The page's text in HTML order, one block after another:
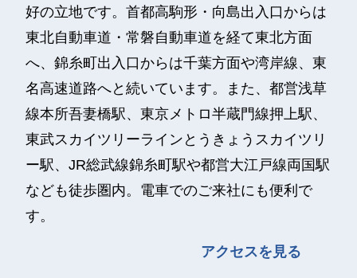
好の立地です。首都高駒形・向島出入口からは
東北自動車道・常磐自動車道を経て東北方面
へ、錦糸町出入口からは千葉方面や湾岸線、東
名高速道路へと続いています。また、都営浅草
線本所吾妻橋駅、東京メトロ半蔵門線押上駅、
東武スカイツリーラインとうきょうスカイツリ
ー駅、JR総武線錦糸町駅や都営大江戸線両国駅
なども徒歩圏内。電車でのご来社にも便利で
す。
アクセスを見る